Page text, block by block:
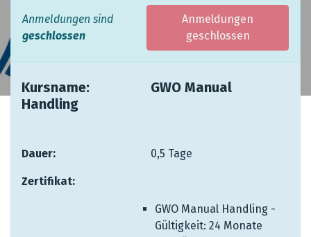
Anmeldungen sind
geschlossen
Anmeldungen
geschlossen
Kursname: ​ ​ ​
​GWO Manual
Handling
Dauer: ​ ​ ​ ​ ​0,5 Tage
Zertifikat: ​
GWO Manual Handling -
Gültigkeit: 24 Monate